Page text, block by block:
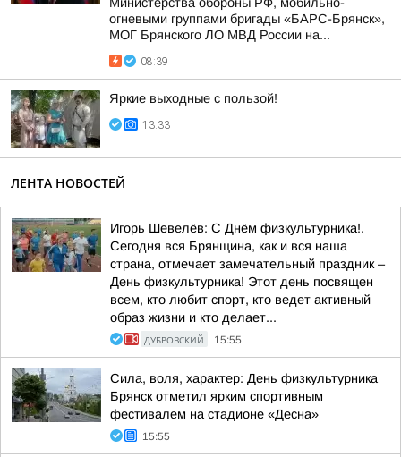
огневыми группами бригады «БАРС-Брянск»,
МОГ Брянского ЛО МВД России на...
08:39
Яркие выходные с пользой!
13:33
ЛЕНТА НОВОСТЕЙ
Игорь Шевелёв: С Днём физкультурника!.
Сегодня вся Брянщина, как и вся наша
страна, отмечает замечательный праздник –
День физкультурника! Этот день посвящен
всем, кто любит спорт, кто ведет активный
образ жизни и кто делает...
ДУБРОВСКИЙ 15:55
Сила, воля, характер: День физкультурника
Брянск отметил ярким спортивным
фестивалем на стадионе «Десна»
15:55